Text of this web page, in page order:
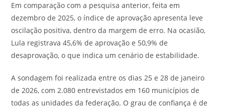
Em comparação com a pesquisa anterior, feita em
dezembro de 2025, o índice de aprovação apresenta leve
oscilação positiva, dentro da margem de erro. Na ocasião,
Lula registrava 45,6% de aprovação e 50,9% de
desaprovação, o que indica um cenário de estabilidade.
A sondagem foi realizada entre os dias 25 e 28 de janeiro
de 2026, com 2.080 entrevistados em 160 municípios de
todas as unidades da federação. O grau de confiança é de